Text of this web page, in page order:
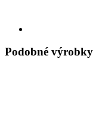
Podobné výrobky